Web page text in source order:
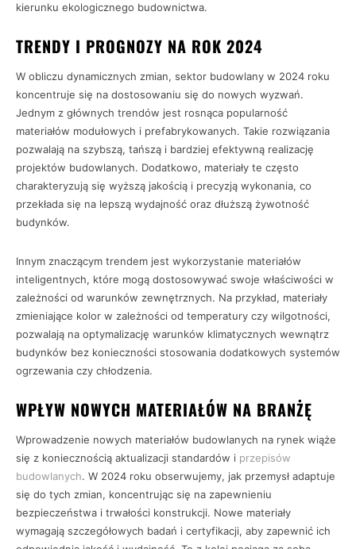
kierunku ekologicznego budownictwa.
TRENDY I PROGNOZY NA ROK 2024
W obliczu dynamicznych zmian, sektor budowlany w 2024 roku
koncentruje się na dostosowaniu się do nowych wyzwań.
Jednym z głównych trendów jest rosnąca popularność
materiałów modułowych i prefabrykowanych. Takie rozwiązania
pozwalają na szybszą, tańszą i bardziej efektywną realizację
projektów budowlanych. Dodatkowo, materiały te często
charakteryzują się wyższą jakością i precyzją wykonania, co
przekłada się na lepszą wydajność oraz dłuższą żywotność
budynków.
Innym znaczącym trendem jest wykorzystanie materiałów
inteligentnych, które mogą dostosowywać swoje właściwości w
zależności od warunków zewnętrznych. Na przykład, materiały
zmieniające kolor w zależności od temperatury czy wilgotności,
pozwalają na optymalizację warunków klimatycznych wewnątrz
budynków bez konieczności stosowania dodatkowych systemów
ogrzewania czy chłodzenia.
WPŁYW NOWYCH MATERIAŁÓW NA BRANŻĘ
Wprowadzenie nowych materiałów budowlanych na rynek wiąże
się z koniecznością aktualizacji standardów i przepisów
budowlanych. W 2024 roku obserwujemy, jak przemysł adaptuje
się do tych zmian, koncentrując się na zapewnieniu
bezpieczeństwa i trwałości konstrukcji. Nowe materiały
wymagają szczegółowych badań i certyfikacji, aby zapewnić ich